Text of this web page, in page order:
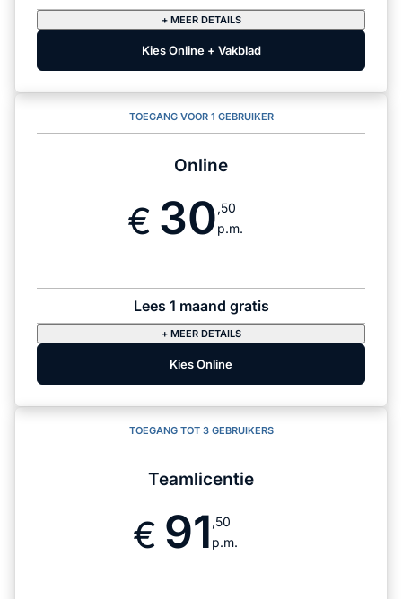
+ MEER DETAILS
Kies Online + Vakblad
TOEGANG VOOR 1 GEBRUIKER
Online
30,50
p.m.
Lees 1 maand gratis
+ MEER DETAILS
Kies Online
TOEGANG TOT 3 GEBRUIKERS
Teamlicentie
91 ,50
p.m.